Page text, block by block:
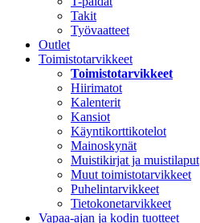
Takit
Työvaatteet
Outlet
Toimistotarvikkeet
Toimistotarvikkeet
Hiirimatot
Kalenterit
Kansiot
Käyntikorttikotelot
Mainoskynät
Muistikirjat ja muistilaput
Muut toimistotarvikkeet
Puhelintarvikkeet
Tietokonetarvikkeet
Vapaa-ajan ja kodin tuotteet